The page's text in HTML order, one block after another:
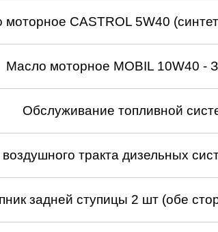
моторное CASTROL 5W40
Масло моторное MOBIL 10W40 -
Обслуживание топливной
тракта дизельных
задней ступицы 2 шт (обе